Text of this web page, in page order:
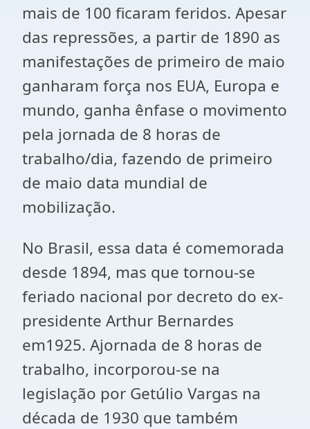
mais de 100 ficaram feridos. Apesar
das repressões, a partir de 1890 as
manifestações de primeiro de maio
ganharam força nos EUA, Europa e
mundo, ganha ênfase o movimento
pela jornada de 8 horas de
trabalho/dia, fazendo de primeiro
de maio data mundial de
mobilização.
No Brasil, essa data é comemorada
desde 1894, mas que tornou-se
feriado nacional por decreto do ex-
presidente Arthur Bernardes
em1925. Ajornada de 8 horas de
trabalho, incorporou-se na
legislação por Getúlio Vargas na
década de 1930 que também